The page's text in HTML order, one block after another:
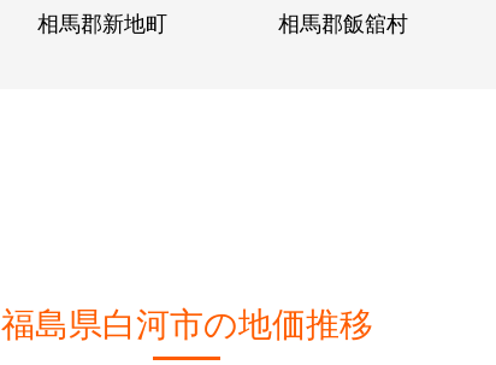
相馬郡新地町 相馬郡飯舘村
福島県白河市の地価推移